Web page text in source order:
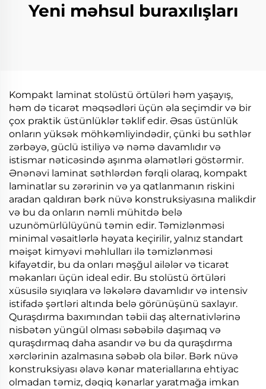
Yeni məhsul buraxılışları
Kompakt laminat stolüstü örtüləri həm yaşayış,
həm də ticarət məqsədləri üçün əla seçimdir və bir
çox praktik üstünlüklər təklif edir. Əsas üstünlük
onların yüksək möhkəmliyindədir, çünki bu səthlər
zərbəyə, güclü istiliyə və nəmə davamlıdır və
istismar nəticəsində aşınma əlamətləri göstərmir.
Ənənəvi laminat səthlərdən fərqli olaraq, kompakt
laminatlar su zərərinin və ya qatlanmanın riskini
aradan qaldıran bərk nüvə konstruksiyasına malikdir
və bu da onların nəmli mühitdə belə
uzunömürlülüyünü təmin edir. Təmizlənməsi
minimal vəsaitlərlə həyata keçirilir, yalnız standart
məişət kimyəvi məhlulları ilə təmizlənməsi
kifayətdir, bu da onları məşğul ailələr və ticarət
məkanları üçün ideal edir. Bu stolüstü örtüləri
xüsusilə sıyıqlara və ləkələrə davamlıdır və intensiv
istifadə şərtləri altında belə görünüşünü saxlayır.
Quraşdırma baxımından təbii daş alternativlərinə
nisbətən yüngül olması səbəbilə daşımaq və
quraşdırmaq daha asandır və bu da quraşdırma
xərclərinin azalmasına səbəb ola bilər. Bərk nüvə
konstruksiyası əlavə kənar materiallarına ehtiyac
olmadan təmiz, dəqiq kənarlar yaratmağa imkan